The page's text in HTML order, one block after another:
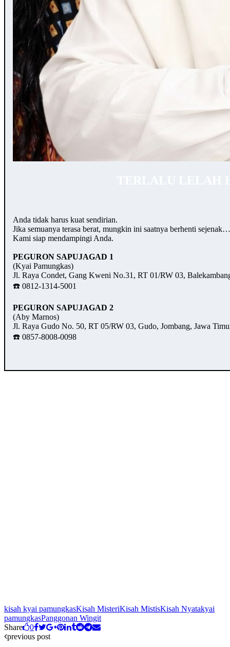
Anda tidak harus kuat sendirian.
Jika semuanya terasa berat, mungkin ini saatnya berhenti
Kami siap mendampingi Anda.
PEGURON SAPUJAGAD 1
(Kyai Pamungkas)
Jl. Raya Condet, Gang Kweni No.31, RT 01/RW 03,
☎️ 0812-1314-5001
PEGURON SAPUJAGAD 2
(Aby Marnos)
Jl. Raya Gudo No. 50, RT 05/RW 03, Gudo, Jombang, Jawa
☎️ 0857-8008-0098
kisah kyai pamungkasKisah MisteriKisah MistisKisah Nyatakyai
pamungkasPanggonan Wingit
Share
0
previous post